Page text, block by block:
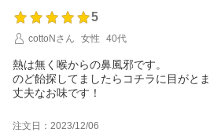
5
cottoNさん
女性 40代
熱は無く喉からの鼻風邪です。
のど飴探してましたらコチラに目がと
丈夫なお味です！
注文日：2023/12/06